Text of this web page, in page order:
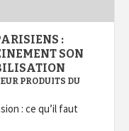
:
SON
PRODUITS DU
: ce qu’il faut